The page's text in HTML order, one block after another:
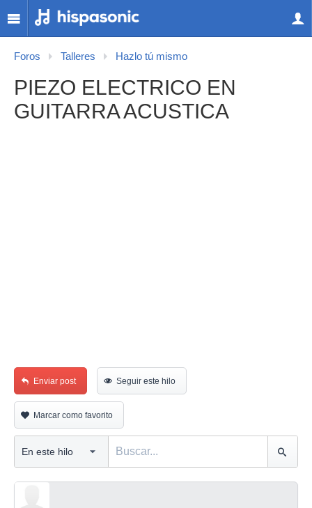
Foros Talleres Hazlo tú mismo
PIEZO ELECTRICO EN
GUITARRA ACUSTICA
Enviar post Seguir este hilo
Marcar como favorito